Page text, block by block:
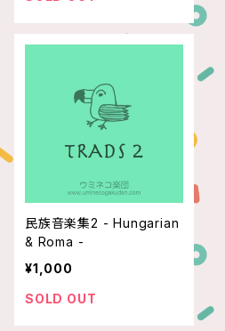
民族音楽集2 - Hungarian
& Roma -
¥1,000
SOLD OUT